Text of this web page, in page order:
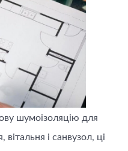
шумоізоляцію для
і санвузол, ці